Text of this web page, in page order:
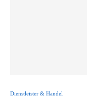
Dienstleister & Handel